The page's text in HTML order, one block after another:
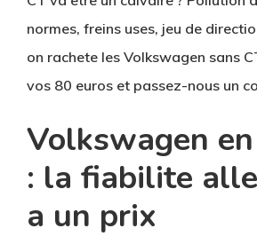
normes, freins uses, jeu de
on rachete les Volkswagen sans
vos 80 euros et passez-nous un
Volkswagen
: la fiabilite
a un prix